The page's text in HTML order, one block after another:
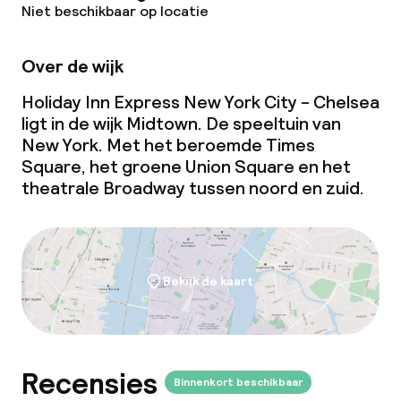
Overal rookvrij
Kleine huisdieren toegestaan (minder
dan de 5 kg)
Niet beschikbaar op locatie
Over de wijk
Holiday Inn Express New York City - Chelsea
ligt in de wijk Midtown. De speeltuin van
New York. Met het beroemde Times
Square, het groene Union Square en het
theatrale Broadway tussen noord en zuid.
Bekijk de kaart
Recensies Binnenkort beschikbaar